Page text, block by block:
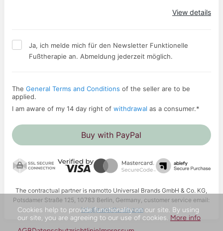
View details
Ja, ich melde mich für den Newsletter Funktionelle
Fußtherapie an. Abmeldung jederzeit möglich.
The General Terms and Conditions of the seller are to be
applied.
I am aware of my 14 day right of withdrawal as a consumer.*
Buy with PayPal
The contractual partner is namotto Universal Brands GmbH & Co. KG,
Potsdamer Straße 125, 10783 Berlin, Germany, customer service email:
info@namotto-ub.com
Cookies help to provide functionality on our site. By using
our site, you are agreeing to our use of cookies. More info